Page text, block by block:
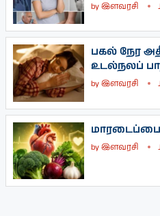
byஇளவரசி
பகல் நேர
உடல்நலப்
byஇளவரசி
byஇளவரசி